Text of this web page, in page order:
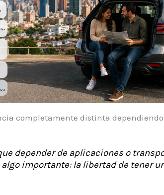
completamente distinta
depender de aplicaciones o
importante: la libertad de tener